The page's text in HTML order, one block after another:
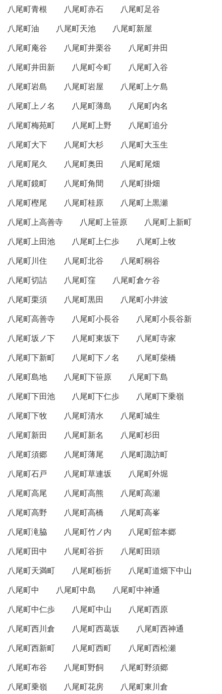
八尾町青根 八尾町赤石
八尾町足谷
八尾町油
八尾町天池
八尾町新屋
八尾町庵谷
八尾町井栗谷
八尾町井田
八尾町井田新
八尾町今町
八尾町入谷
八尾町岩島
八尾町岩屋
八尾町上ケ島
八尾町上ノ名
八尾町薄島
八尾町内名
八尾町梅苑町
八尾町上野
八尾町追分
八尾町大下
八尾町大杉
八尾町大玉生
八尾町尾久
八尾町奥田
八尾町尾畑
八尾町鏡町
八尾町角間
八尾町掛畑
八尾町樫尾
八尾町桂原
八尾町上黒瀬
八尾町上高善寺
八尾町上笹原
八尾町上新町
八尾町上田池
八尾町上仁歩
八尾町上牧
八尾町川住
八尾町北谷
八尾町桐谷
八尾町切詰
八尾町窪
八尾町倉ケ谷
八尾町栗須
八尾町黒田
八尾町小井波
八尾町高善寺
八尾町小長谷
八尾町小長谷新
八尾町坂ノ下
八尾町東坂下
八尾町寺家
八尾町下新町
八尾町下ノ名
八尾町柴橋
八尾町島地
八尾町下笹原
八尾町下島
八尾町下田池
八尾町下仁歩
八尾町下乗嶺
八尾町下牧
八尾町清水
八尾町城生
八尾町新田
八尾町新名
八尾町杉田
八尾町須郷
八尾町薄尾
八尾町諏訪町
八尾町石戸
八尾町草連坂
八尾町外堀
八尾町高尾
八尾町高熊
八尾町高瀬
八尾町高野
八尾町高橋
八尾町高峯
八尾町滝脇
八尾町竹ノ内
八尾町舘本郷
八尾町田中
八尾町谷折
八尾町田頭
八尾町天満町
八尾町栃折
八尾町道畑下中山
八尾町中
八尾町中島
八尾町中神通
八尾町中仁歩
八尾町中山
八尾町西原
八尾町西川倉
八尾町西葛坂
八尾町西神通
八尾町西新町
八尾町西町
八尾町西松瀬
八尾町布谷
八尾町野飼
八尾町野須郷
八尾町乗嶺
八尾町花房
八尾町東川倉